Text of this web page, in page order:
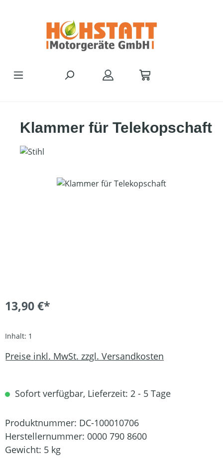
Klammer für Telekopschaft
Bildergalerie überspringen
13,90 €*
Inhalt: 1
Preise inkl. MwSt. zzgl. Versandkosten
Sofort verfügbar, Lieferzeit: 2 - 5 Tage
Produktnummer: DC-100010706
Herstellernummer: 0000 790 8600
Gewicht: 5 kg